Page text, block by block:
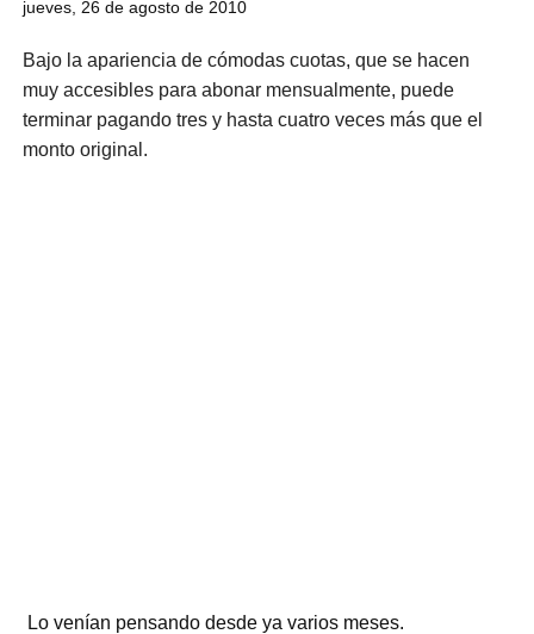
jueves, 26 de agosto de 2010
Bajo la apariencia de cómodas cuotas, que se hacen
muy accesibles para abonar mensualmente, puede
terminar pagando tres y hasta cuatro veces más que el
monto original.
Lo venían pensando desde ya varios meses.